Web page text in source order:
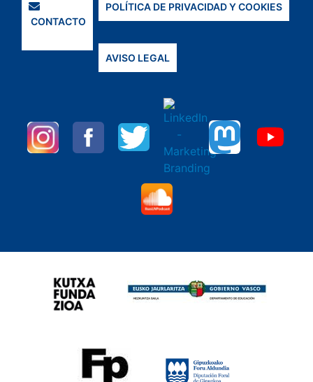
CONTACTO
POLÍTICA DE PRIVACIDAD Y COOKIES
AVISO LEGAL